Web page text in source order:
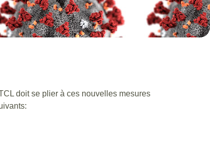
doit se plier à ces nouvelles mesures